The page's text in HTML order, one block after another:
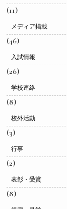
(11)
メディア掲載
(46)
入試情報
(26)
学校連絡
(8)
校外活動
(3)
行事
(2)
表彰・受賞
(8)